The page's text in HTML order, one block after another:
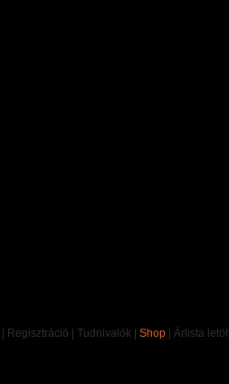
Regisztráció Tudnivalók Shop Árlista